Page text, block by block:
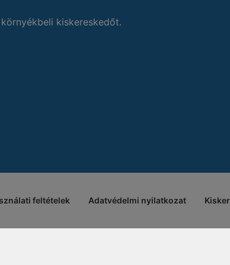
kiskereskedőt.
feltételek Adatvédelmi nyilatkozat